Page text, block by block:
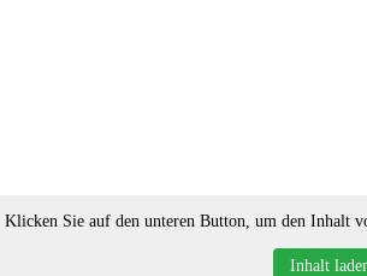
Klicken Sie auf den unteren Button, um den Inhalt
Inhalt